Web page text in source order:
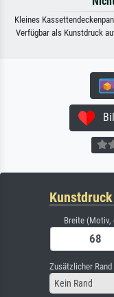
Kleines
Verfügbar als Kunstdruck
Breite (Motiv,
Zusätzlicher Rand
Kein Rand